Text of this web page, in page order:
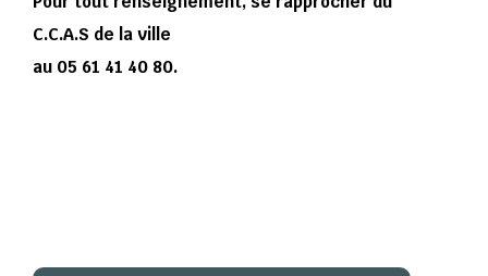
C.C.A.S de la ville
au 05 61 41 40 80.